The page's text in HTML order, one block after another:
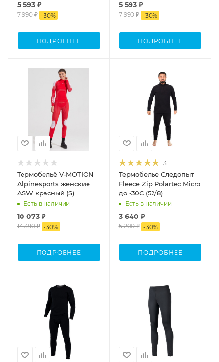
5 593 ₽
7 990 ₽ -30%
ПОДРОБНЕЕ
5 593 ₽
7 990 ₽ -30%
ПОДРОБНЕЕ
Термобельё V-MOTION
Alpinesports женские
ASW красный (S)
Есть в наличии
10 073 ₽
14 390 ₽ -30%
ПОДРОБНЕЕ
3
Термобелье Следопыт
Fleece Zip Polartec Micro
до -30С (52/8)
Есть в наличии
3 640 ₽
5 200 ₽ -30%
ПОДРОБНЕЕ